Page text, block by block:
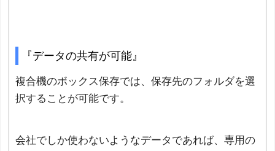
『データの共有が可能』
複合機のボックス保存では、保存先のフォルダを選
択することが可能です。
会社でしか使わないようなデータであれば、専用の